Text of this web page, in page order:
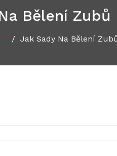
Bělení
/ Jak Sady Na Bělení